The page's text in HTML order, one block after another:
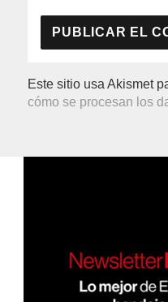
Este sitio usa Akismet
cómo se procesan los